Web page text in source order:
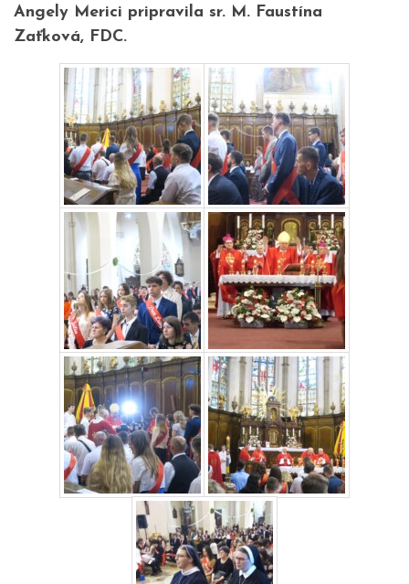
Angely Merici pripravila sr. M. Faustína
Zaťková, FDC.